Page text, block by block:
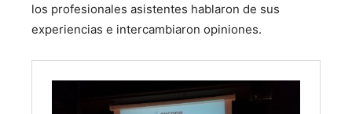
los profesionales asistentes hablaron de sus
experiencias e intercambiaron opiniones.